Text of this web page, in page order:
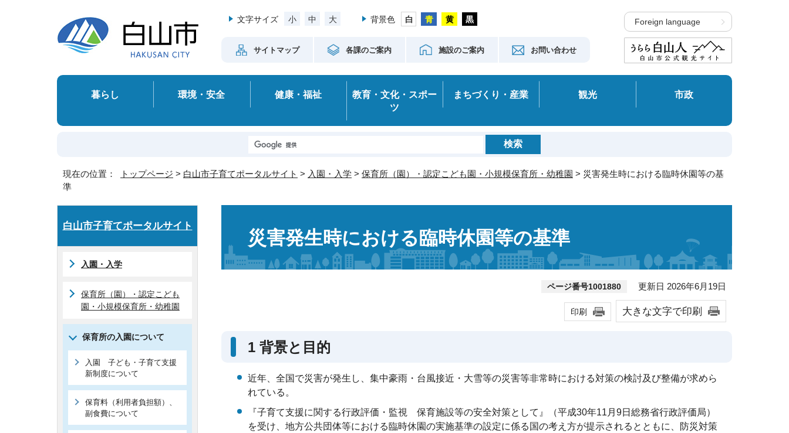
文字サイズ 小 中 大 背景色
サイトマップ 各課のご案内 施設のご案内 お問い合わせ
Foreign language
暮らし 環境・安全 健康・福祉
教育・文化・スポー
ツ
まちづくり・産業 観光 市政
現在の位置： トップページ > 白山市子育てポータルサイト > 入園・入学 > 保育所（園）・認定こども園・小規模保育所・幼稚園 > 災害発生時における臨時休園等の基
準
災害発生時における臨時休園等の基準
ページ番号1001880 更新日 2026年6月19日
印刷 大きな文字で印刷
1 背景と目的
近年、全国で災害が発生し、集中豪雨・台風接近・大雪等の災害等非常時における対策の検討及び整備が求めら
れている。
『子育て支援に関する行政評価・監視 保育施設等の安全対策として』（平成30年11月9日総務省行政評価局）
を受け、地方公共団体等における臨時休園の実施基準の設定に係る国の考え方が提示されるとともに、防災対策
白山市子育てポータルサイト
入園・入学
保育所（園）・認定こども
園・小規模保育所・幼稚園
保育所の入園について
入園 子ども・子育て支援
新制度について
保育料（利用者負担額）、
副食費について